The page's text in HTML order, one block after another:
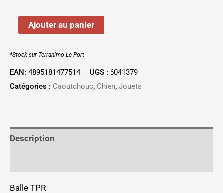
Ajouter au panier
*Stock sur Terranimo Le Port
EAN: 4895181477514 UGS : 6041379
Catégories : Caoutchouc, Chien, Jouets
Description
Balle TPR